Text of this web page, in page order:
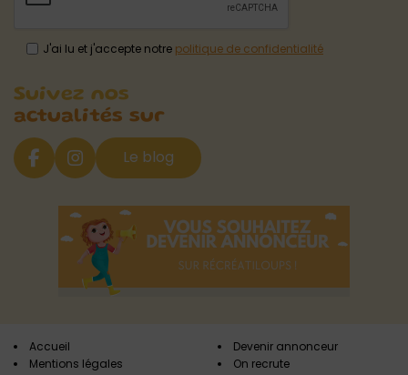
J'ai lu et j'accepte notre politique de confidentialité
Suivez nos
actualités sur
Le blog
Accueil
Mentions légales
Devenir annonceur
On recrute